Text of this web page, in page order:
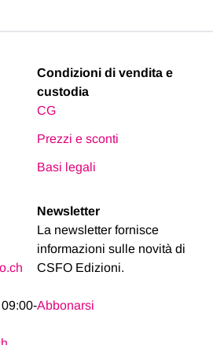
Condizioni di vendita e
custodia
CG
Prezzi e sconti
Basi legali
Newsletter
La newsletter fornisce
informazioni sulle novità di
CSFO Edizioni.
Abbonarsi